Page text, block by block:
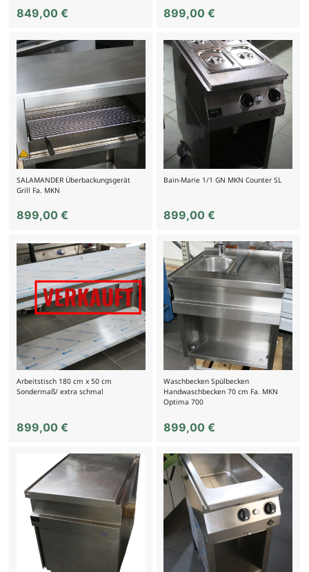
849,00 € 899,00€
SALAMANDER Überbackungsgerät
Grill Fa. MKN
899,00 €
Bain-Marie 1/1 GN MKN Counter SL
899,00€
Arbeitstisch 180 cm x 50 cm
Sondermaß/ extra schmal
899,00 €
Waschbecken Spülbecken
Handwaschbecken 70 cm Fa. MKN
Optima 700
899,00€